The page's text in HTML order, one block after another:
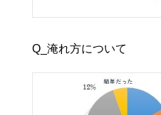
Q_淹れ方について